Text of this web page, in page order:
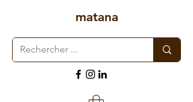
matana